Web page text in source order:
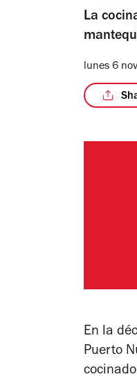
La
lunes 6
En la
Puerto